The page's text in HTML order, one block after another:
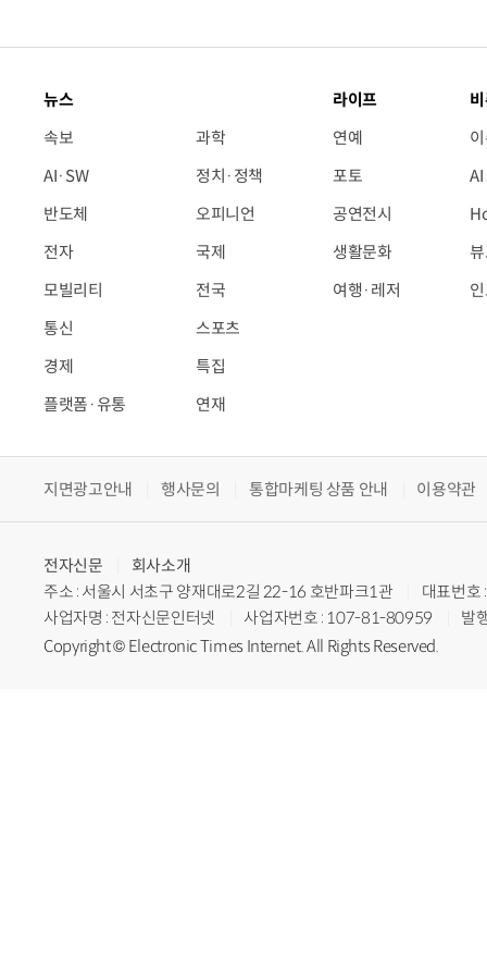
뉴스
속보
AI·SW
반도체
전자
모빌리티
통신
경제
플랫폼·유통
과학
정치·정책
오피니언
국제
전국
스포츠
특집
연재
라이프
연예
포토
공연전시
생활문화
여행·레저
지면광고안내 행사문의 통합마케팅 상품 안내 이용약관
전자신문
회사소개
주소 : 서울시 서초구 양재대로2길 22-16 호반파크1관
대표번
사업자명 : 전자신문인터넷
사업자번호 : 107-81-80959
발
Copyright © Electronic Times Internet. All Rights Reserved.